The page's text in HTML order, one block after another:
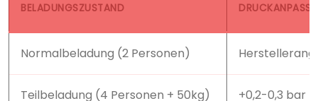
BELADUNGSZUSTAND
Normalbeladung (2 Personen)
Teilbeladung (4 Personen + 50kg) +0,2-0,3 bar